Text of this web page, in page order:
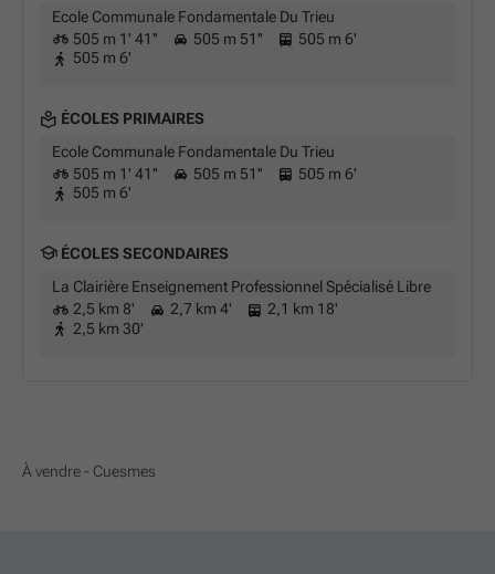
Ecole Communale Fondamentale Du Trieu
505 m 1' 41''
505 m 51''
505 m 6'
505 m 6'
ÉCOLES PRIMAIRES
Ecole Communale Fondamentale Du Trieu
505 m 1' 41''
505 m 51''
505 m 6'
505 m 6'
ÉCOLES SECONDAIRES
La Clairière Enseignement Professionnel Spécialisé Libre
2,5 km 8'
2,7 km 4'
2,1 km 18'
2,5 km 30'
À vendre - Cuesmes